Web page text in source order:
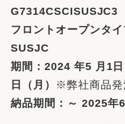
G7314CSCISUSJC3
フロントオープンタ
SUSJC
期間：2024 年5 月1
日（月）
※弊社商品発
納品期間：～ 2025年